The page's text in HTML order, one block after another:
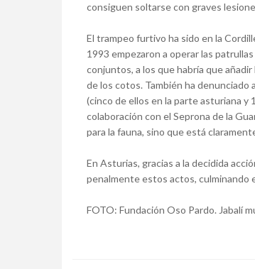
consiguen soltarse con graves
El trampeo furtivo ha sido en la
1993 empezaron a operar las
conjuntos, a los que habría que
de los cotos. También ha
(cinco de ellos en la parte asturiana y
colaboración con el Seprona de la
para la fauna, sino que está
En Asturias, gracias a la decidida
penalmente estos actos, culminando
FOTO: Fundación Oso Pardo. Jabalí